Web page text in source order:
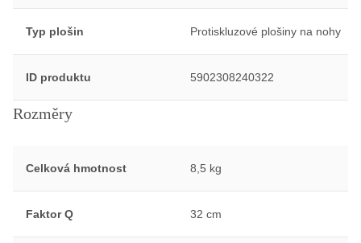
Typ plošin Protiskluzové plošiny na nohy
ID produktu 5902308240322
Rozměry
Celková hmotnost 8,5 kg
Faktor Q 32 cm